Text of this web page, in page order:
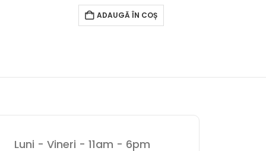
ADAUGĂ ÎN COȘ
Luni - Vineri - 11am - 6pm